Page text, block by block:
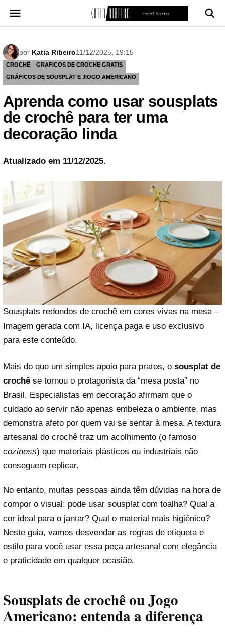
para
por Katia Ribeiro11/12/2025, 19:15
CROCHÊ
GRAFICOS DE CROCHE GRATIS
GRÁFICOS DE SOUSPLAT E JIOGO AMERICANO
Aprenda como usar sousplats
de crochê para ter uma
decoração linda
Atualizado em 11/12/2025.
Sousplats redondos de crochê em cores vivas na mesa –
Imagem gerada com IA, licença paga e uso exclusivo
para este conteúdo.
Mais do que um simples apoio para pratos, o sousplat de
crochê se tornou o protagonista da “mesa posta” no
Brasil. Especialistas em decoração afirmam que o
cuidado ao servir não apenas embeleza o ambiente, mas
demonstra afeto por quem vai se sentar à mesa. A textura
artesanal do crochê traz um acolhimento (o famoso
coziness) que materiais plásticos ou industriais não
conseguem replicar.
No entanto, muitas pessoas ainda têm dúvidas na hora de
compor o visual: pode usar sousplat com toalha? Qual a
cor ideal para o jantar? Qual o material mais higiênico?
Neste guia, vamos desvendar as regras de etiqueta e
estilo para você usar essa peça artesanal com elegância
e praticidade em qualquer ocasião.
Sousplats de crochê ou Jogo
Americano: entenda a diferença